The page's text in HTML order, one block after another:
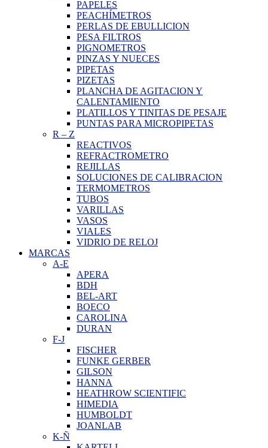
PAPELES
PEACHÍMETROS
PERLAS DE EBULLICION
PESA FILTROS
PIGNOMETROS
PINZAS Y NUECES
PIPETAS
PIZETAS
PLANCHA DE AGITACION Y
CALENTAMIENTO
PLATILLOS Y TINITAS DE PESAJE
PUNTAS PARA MICROPIPETAS
R – Z
REACTIVOS
REFRACTROMETRO
REJILLAS
SOLUCIONES DE CALIBRACION
TERMOMETROS
TUBOS
VARILLAS
VASOS
VIALES
VIDRIO DE RELOJ
MARCAS
A-E
APERA
BDH
BEL-ART
BOECO
CAROLINA
DURAN
F-J
FISCHER
FUNKE GERBER
GILSON
HANNA
HEATHROW SCIENTIFIC
HIMEDIA
HUMBOLDT
JOANLAB
K-Ñ